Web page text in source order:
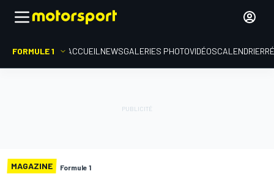
FORMULE 1 ACCUEIL NEWSGALERIES PHOTOVIDÉOSCALENDRIER
MAGAZINE Formule 1